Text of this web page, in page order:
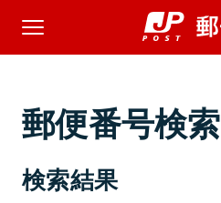
郵便番号検索
検索結果